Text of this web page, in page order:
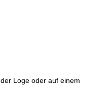
Loge oder auf einem